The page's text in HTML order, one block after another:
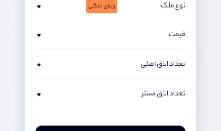
نوع ملک ویلای حنگلی
قیمت
تعداد اتاق اصلی
تعداد اتاق مستر